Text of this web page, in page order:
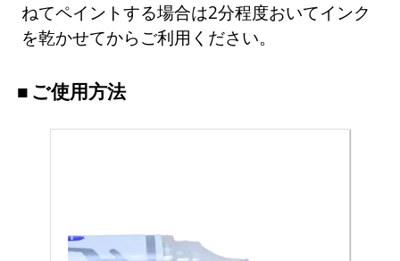
ねてペイントする場合は2分程度おいてインク
を乾かせてからご利用ください。
ご使用方法